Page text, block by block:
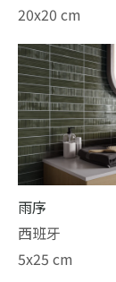
20x20 cm
雨序
西班牙
5x25 cm